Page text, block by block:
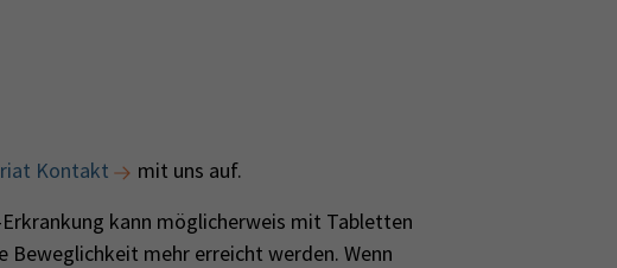
Kontakt
mit uns auf.
kann möglicherweis mit Tabletten
mehr erreicht werden. Wenn